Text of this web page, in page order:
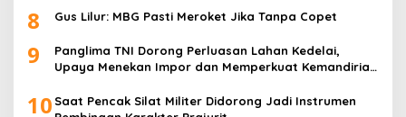
8 Gus Lilur: MBG Pasti Meroket Jika Tanpa Copet
9
Panglima TNI Dorong Perluasan Lahan Kedelai,
Upaya Menekan Impor dan Memperkuat Kemandirian
10 Saat Pencak Silat Militer Didorong Jadi Instrumen